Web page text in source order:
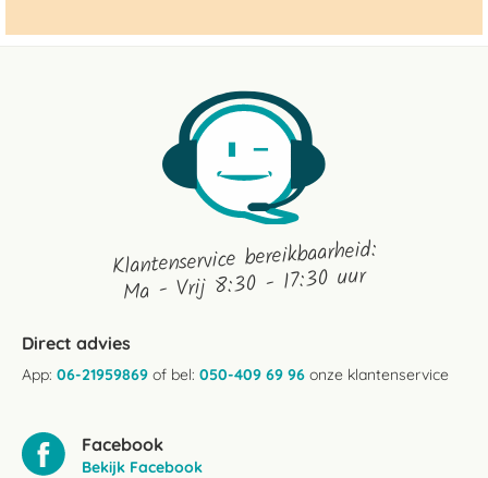
Klantenservice bereikbaarheid:
Ma - Vrij 8:30 - 17:30 uur
Direct advies
App: 06-21959869 of bel: 050-409 69 96 onze klantenservice
Facebook
Bekijk Facebook